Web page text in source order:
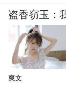
盗香窃玉：
爽文